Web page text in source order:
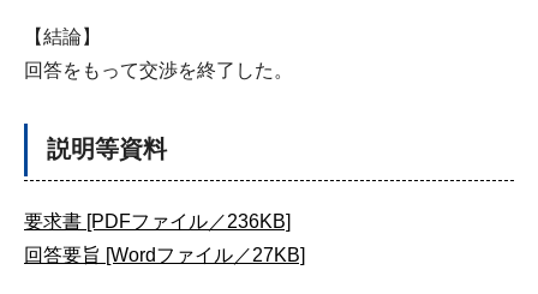
【結論】
回答をもって交渉を終了した。
説明等資料
要求書 [PDFファイル／236KB]
回答要旨 [Wordファイル／27KB]